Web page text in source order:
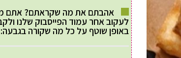
אהבתם את מה שקראתם? אתם
לעקוב אחר עמוד הפייסבוק שלנו
באופן שוטף על כל מה שקורה בגבעה: